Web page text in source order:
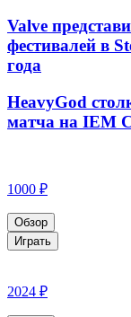
Valve
фестивалей в
года
HeavyGod
матча на IEM
1000 ₽
Обзор
Играть
2024 ₽